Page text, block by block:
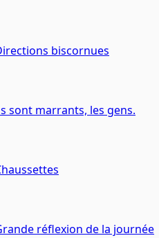
biscornues
sont marrants, les gens.
réflexion de la journée